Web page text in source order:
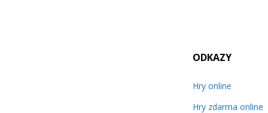
ODKAZY
Hry online
Hry zdarma online